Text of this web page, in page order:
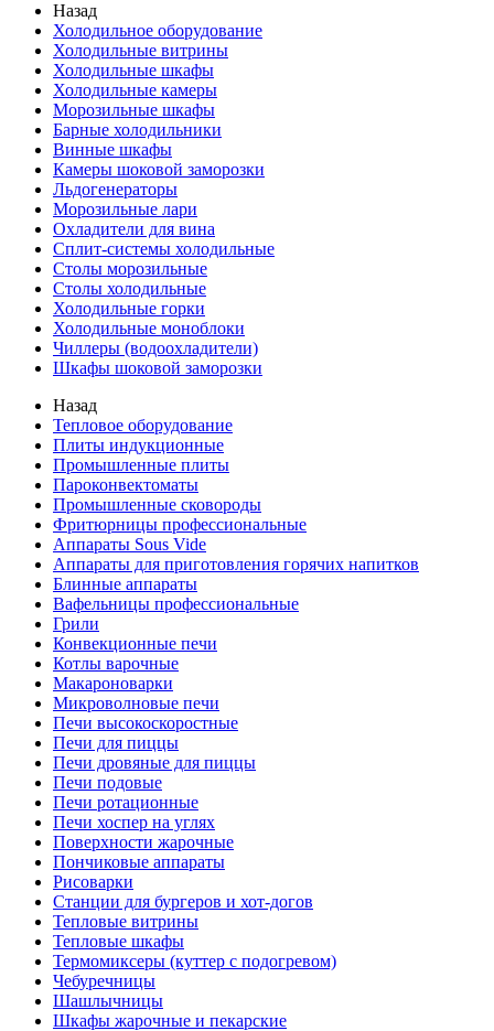
Назад
Холодильное оборудование
Холодильные витрины
Холодильные шкафы
Холодильные камеры
Морозильные шкафы
Барные холодильники
Винные шкафы
Камеры шоковой заморозки
Льдогенераторы
Морозильные лари
Охладители для вина
Сплит-системы холодильные
Столы морозильные
Столы холодильные
Холодильные горки
Холодильные моноблоки
Чиллеры (водоохладители)
Шкафы шоковой заморозки
Назад
Тепловое оборудование
Плиты индукционные
Промышленные плиты
Пароконвектоматы
Промышленные сковороды
Фритюрницы профессиональные
Аппараты Sous Vide
Аппараты для приготовления горячих напитков
Блинные аппараты
Вафельницы профессиональные
Грили
Конвекционные печи
Котлы варочные
Макароноварки
Микроволновые печи
Печи высокоскоростные
Печи для пиццы
Печи дровяные для пиццы
Печи подовые
Печи ротационные
Печи хоспер на углях
Поверхности жарочные
Пончиковые аппараты
Рисоварки
Станции для бургеров и хот-догов
Тепловые витрины
Тепловые шкафы
Термомиксеры (куттер с подогревом)
Чебуречницы
Шашлычницы
Шкафы жарочные и пекарские